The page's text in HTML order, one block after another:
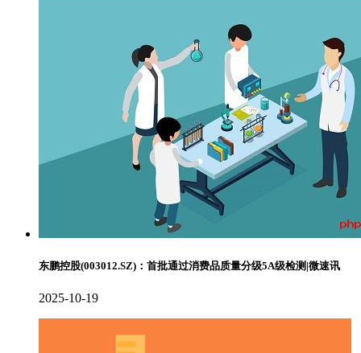
东鹏控股(003012.SZ)：首批通过消费品质量分级5A级检测|微速讯
2025-10-19